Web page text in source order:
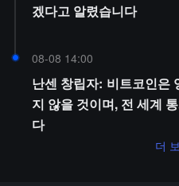
겠다고 알렸습니다
08-08 14:00
난센 창립자: 비트코인은
지 않을 것이며, 전 세계
다
더